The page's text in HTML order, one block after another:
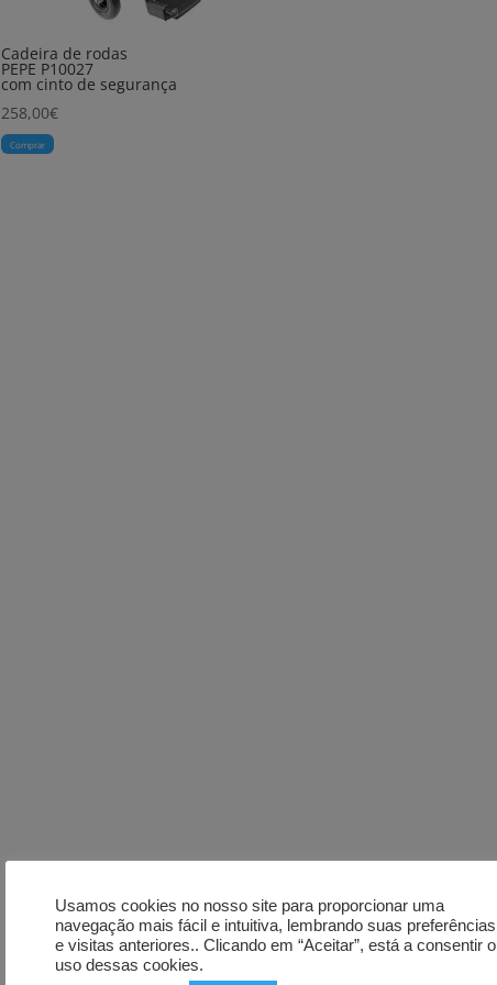
Cadeira de rodas
PEPE P10027
com cinto de segurança
258,00€
Comprar
Usamos cookies no nosso site para proporcionar uma
navegação mais fácil e intuitiva, lembrando suas preferências
e visitas anteriores.. Clicando em “Aceitar”, está a consentir o
uso dessas cookies.